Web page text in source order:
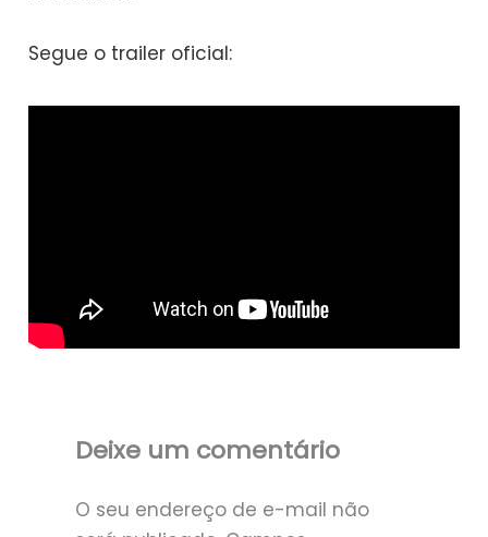
Segue o trailer oficial:
Deixe um comentário
O seu endereço de e-mail não